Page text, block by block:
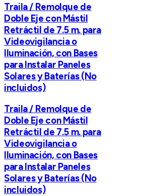
Traila / Remolque de
Doble Eje con Mástil
Retráctil de 7.5 m. para
Videovigilancia o
Iluminación, con Bases
para Instalar Paneles
Solares y Baterías (No
incluidos)
Traila / Remolque de
Doble Eje con Mástil
Retráctil de 7.5 m. para
Videovigilancia o
Iluminación, con Bases
para Instalar Paneles
Solares y Baterías (No
incluidos)